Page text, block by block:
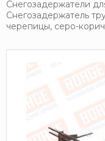
Снегозадержатели
Снегозадержатель
черепицы, серо-